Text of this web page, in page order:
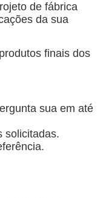
de fábrica
da sua
finais dos
sua em até
solicitadas.